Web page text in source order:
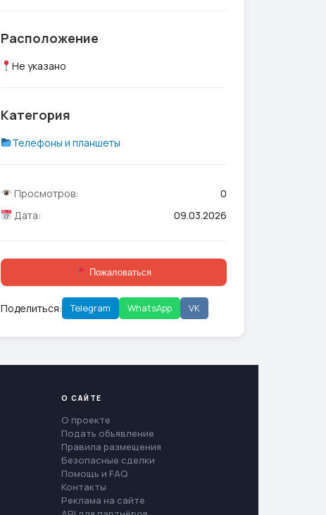
Расположение
Не указано
Категория
Телефоны и планшеты
Просмотров:
0
Дата:
09.03.2026
Пожаловаться
Поделиться: Telegram WhatsApp VK
О САЙТЕ
О проекте
Подать объявление
Правила размещения
Безопасные сделки
Помощь и FAQ
Контакты
Реклама на сайте